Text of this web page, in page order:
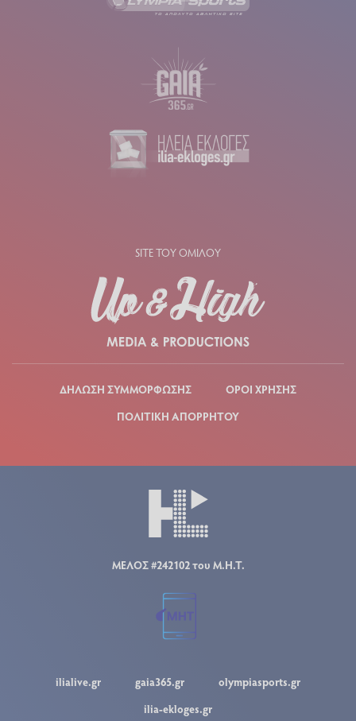
SITE ΤΟΥ ΟΜΙΛΟΥ
ΔΗΛΩΣΗ ΣΥΜΜΟΡΦΩΣΗΣ
ΟΡΟΙ ΧΡΗΣΗΣ
ΠΟΛΙΤΙΚΗ ΑΠΟΡΡΗΤΟΥ
ΜΕΛΟΣ #242102 του Μ.Η.Τ.
ilialive.gr gaia365.gr
olympiasports.gr
ilia-ekloges.gr